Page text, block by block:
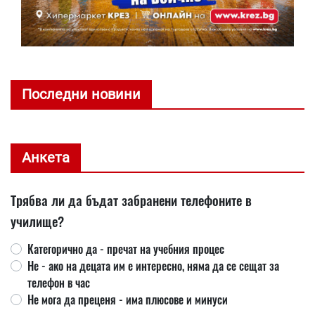
Последни новини
Анкета
Трябва ли да бъдат забранени телефоните в
училище?
Категорично да - пречат на учебния процес
Не - ако на децата им е интересно, няма да се сещат за
телефон в час
Не мога да преценя - има плюсове и минуси